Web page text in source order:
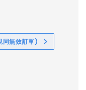
同無效訂單)